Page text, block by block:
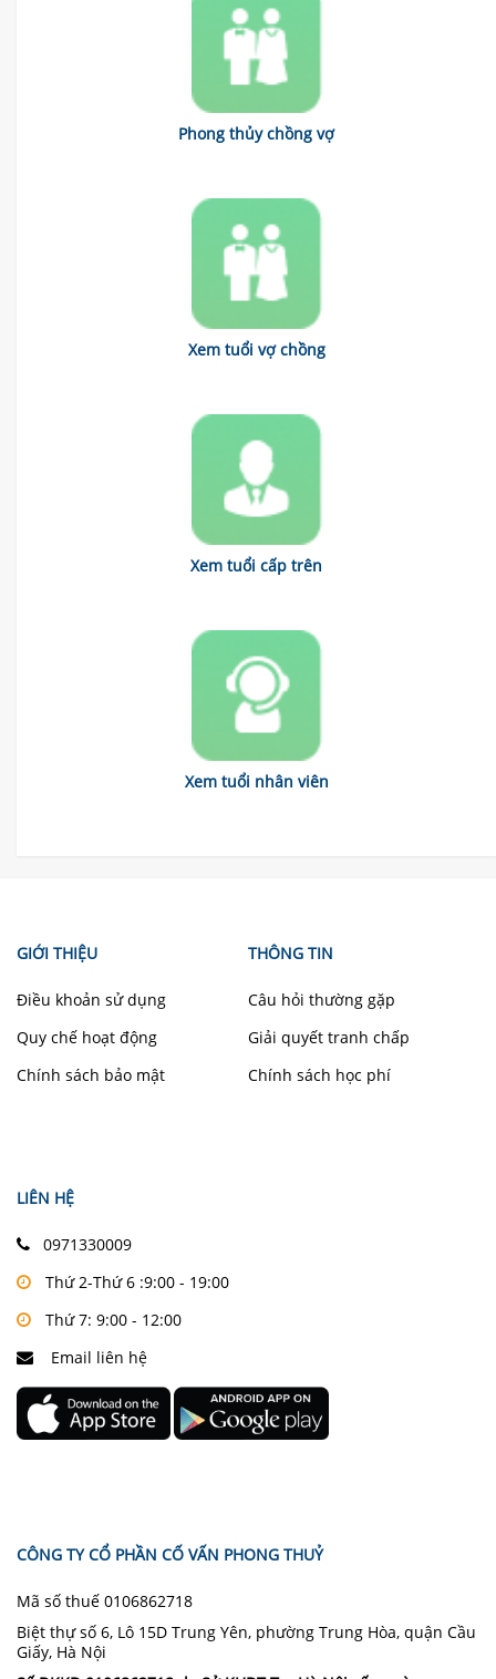
Phong thủy chồng vợ
Xem tuổi vợ chồng
Xem tuổi cấp trên
Xem tuổi nhân viên
GIỚI THIỆU
Điều khoản sử dụng
Quy chế hoạt động
Chính sách bảo mật
THÔNG TIN
Câu hỏi thường gặp
Giải quyết tranh chấp
Chính sách học phí
LIÊN HỆ
0971330009
Thứ 2-Thứ 6 :9:00 - 19:00
Thứ 7: 9:00 - 12:00
Email liên hệ
CÔNG TY CỔ PHẦN CỐ VẤN PHONG THUỶ
Mã số thuế 0106862718
Biệt thự số 6, Lô 15D Trung Yên, phường Trung Hòa, quận Cầu
Giấy, Hà Nội